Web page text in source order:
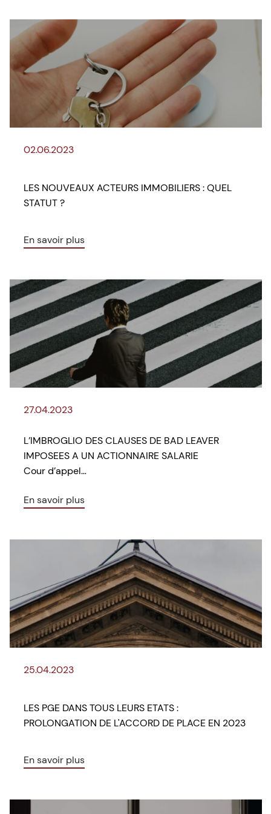
02.06.2023
LES NOUVEAUX ACTEURS IMMOBILIERS : QUEL
STATUT ?
En savoir plus
27.04.2023
L’IMBROGLIO DES CLAUSES DE BAD LEAVER
IMPOSEES A UN ACTIONNAIRE SALARIE
Cour d’appel…
En savoir plus
25.04.2023
LES PGE DANS TOUS LEURS ETATS :
PROLONGATION DE L'ACCORD DE PLACE EN 2023
En savoir plus